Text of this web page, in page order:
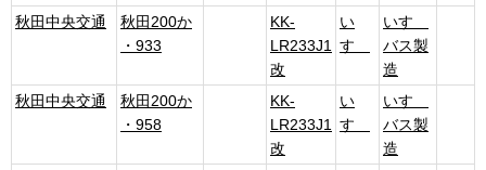
秋田中央交通
秋田200か
・933
KK-
LR233J1
改
い
すゞ
いすゞ
バス製
造
秋田中央交通
秋田200か
・958
KK-
LR233J1
改
い
すゞ
いすゞ
バス製
造